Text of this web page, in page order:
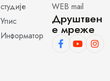
студије
Упис
Информатор
WEB mail
Друштвен
е мреже